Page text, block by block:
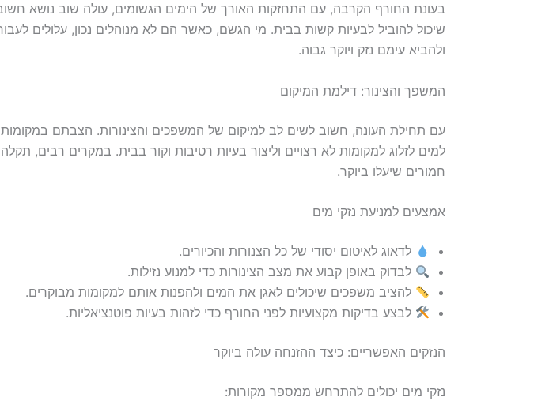
בעונת החורף הקרבה, עם התחזקות האורך של הימים הגשומים, עולה שוב נושא
שיכול להוביל לבעיות קשות בבית. מי הגשם, כאשר הם לא מנוהלים נכון, עלולים
ולהביא עימם נזק ויוקר גבוה.
המשפך והצינור: דילמת המיקום
עם תחילת העונה, חשוב לשים לב למיקום של המשפכים והצינורות. הצבתם במקומות
למים לזלוג למקומות לא רצויים וליצור בעיות רטיבות וקור בבית. במקרים רבים, תקלה
חמורים שיעלו ביוקר.
אמצעים למניעת נזקי מים
לדאוג לאיטום יסודי של כל הצנורות והכיורים.
לבדוק באופן קבוע את מצב הצינורות כדי למנוע נזילות.
להציב משפכים שיכולים לאגן את המים ולהפנות אותם למקומות מבוקרים.
לבצע בדיקות מקצועיות לפני החורף כדי לזהות בעיות פוטנציאליות.
הנזקים האפשריים: כיצד ההזנחה עולה ביוקר
נזקי מים יכולים להתרחש ממספר מקורות: